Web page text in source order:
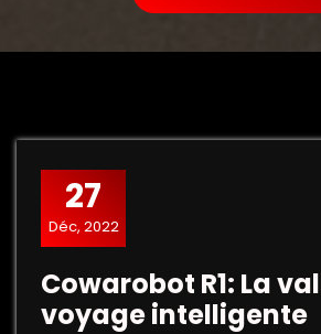
27
Déc, 2022
Cowarobot R1: La
voyage intelligente